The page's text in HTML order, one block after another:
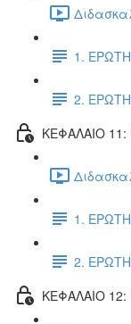
1.
2.
ΚΕΦΑΛΑΙΟ
1.
2.
ΚΕΦΑΛΑΙΟ